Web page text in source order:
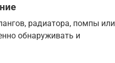
радиатора, помпы или
обнаруживать и